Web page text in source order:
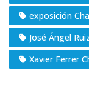
exposición
José Ángel
Xavier Ferrer